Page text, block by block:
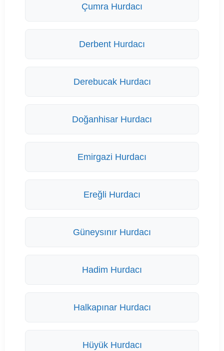
Çumra Hurdacı
Derbent Hurdacı
Derebucak Hurdacı
Doğanhisar Hurdacı
Emirgazi Hurdacı
Ereğli Hurdacı
Güneysınır Hurdacı
Hadim Hurdacı
Halkapınar Hurdacı
Hüyük Hurdacı